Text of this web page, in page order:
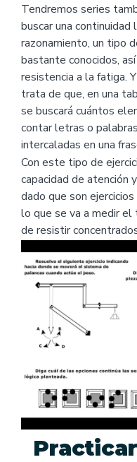
Tendremos series
buscar una continuidad
razonamiento, un tipo
bastante conocidos,
resistencia a la fatiga.
trata de que, en una
se buscará cuántos
contar letras o
intercaladas en una
Con este tipo de
capacidad de atención
dado que son
lo que se va a medir el
de resistir